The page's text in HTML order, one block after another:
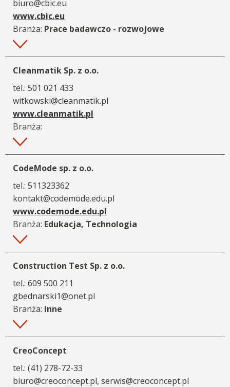
biuro@cbic.eu
www.cbic.eu
Branża: Prace badawczo - rozwojowe
Więcej
Cleanmatik Sp. z o.o.
tel.: 501 021 433
witkowski@cleanmatik.pl
www.cleanmatik.pl
Branża:
Więcej
CodeMode sp. z o.o.
tel.: 511323362
kontakt@codemode.edu.pl
www.codemode.edu.pl
Branża: Edukacja, Technologia
Więcej
Construction Test Sp. z o.o.
tel.: 609 500 211
gbednarski1@onet.pl
Branża: Inne
Więcej
CreoConcept
tel.: (41) 278-72-33
biuro@creoconcept.pl, serwis@creoconcept.pl